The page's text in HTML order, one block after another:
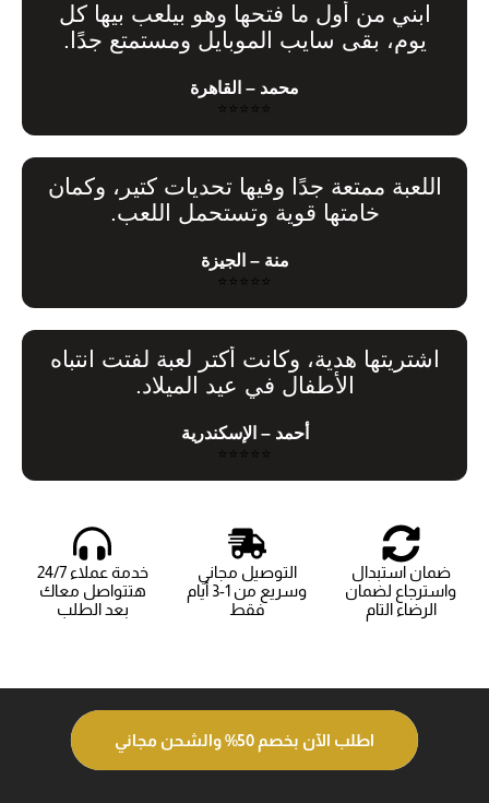
اطلب الآن بخصم 50% والشحن مجاني
ابني من أول ما فتحها وهو بيلعب بيها كل
يوم، بقى سايب الموبايل ومستمتع جدًا.
محمد – القاهرة
⭐⭐⭐⭐⭐
اللعبة ممتعة جدًا وفيها تحديات كتير، وكمان
خامتها قوية وتستحمل اللعب.
منة – الجيزة
⭐⭐⭐⭐⭐
اشتريتها هدية، وكانت أكتر لعبة لفتت انتباه
الأطفال في عيد الميلاد.
أحمد – الإسكندرية
⭐⭐⭐⭐⭐
ضمان استبدال
واسترجاع لضمان
الرضاء التام
التوصيل مجاني
وسريع من 1-3 أيام
فقط
خدمة عملاء 24/7
هتتواصل معاك
بعد الطلب